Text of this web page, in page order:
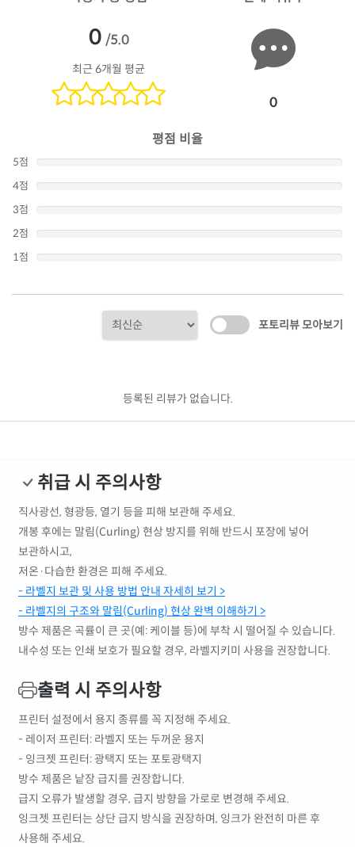
0 /5.0
최근 6개월 평균
0
평점 비율
5점
4점
3점
2점
1점
포토리뷰 모아보기
등록된 리뷰가 없습니다.
취급 시 주의사항
직사광선, 형광등, 열기 등을 피해 보관해 주세요.
개봉 후에는 말림(Curling) 현상 방지를 위해 반드시 포장에 넣어
보관하시고,
저온·다습한 환경은 피해 주세요.
- 라벨지 보관 및 사용 방법 안내 자세히 보기 >
- 라벨지의 구조와 말림(Curling) 현상 완벽 이해하기 >
방수 제품은 곡률이 큰 곳(예: 케이블 등)에 부착 시 떨어질 수 있습니다.
내수성 또는 인쇄 보호가 필요할 경우, 라벨지키미 사용을 권장합니다.
출력 시 주의사항
프린터 설정에서 용지 종류를 꼭 지정해 주세요.
- 레이저 프린터: 라벨지 또는 두꺼운 용지
- 잉크젯 프린터: 광택지 또는 포토광택지
방수 제품은 낱장 급지를 권장합니다.
급지 오류가 발생할 경우, 급지 방향을 가로로 변경해 주세요.
잉크젯 프린터는 상단 급지 방식을 권장하며, 잉크가 완전히 마른 후
사용해 주세요.